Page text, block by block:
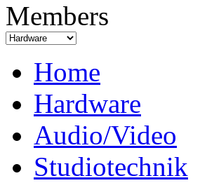
Members
Home
Hardware
Audio/Video
Studiotechnik